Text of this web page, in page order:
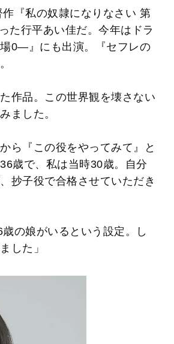
『私の奴隷になりなさい 第
た行平あい佳だ。今年はドラ
0—』にも出演。『セフレの
作品。この世界観を壊さない
ました。
ら『この役をやってみて』と
歳で、私は当時30歳。自分
抄子役で合格させていただき
の娘がいるという設定。し
した」